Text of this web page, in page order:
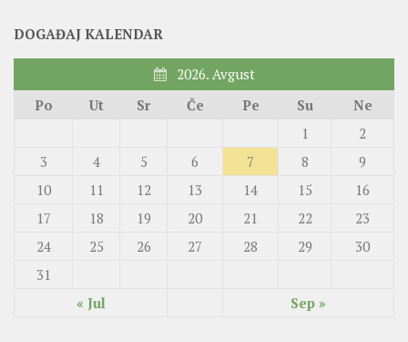
DOGAĐAJ KALENDAR
2026. Avgust
Po
Ut Sr Če Pe Su Ne
« Jul Sep »
1
2
3
4 5 6 7 8
9
10
11 12 13 14 15
16
17
18 19 20 21 22
23
24
25 26 27 28 29
30
31